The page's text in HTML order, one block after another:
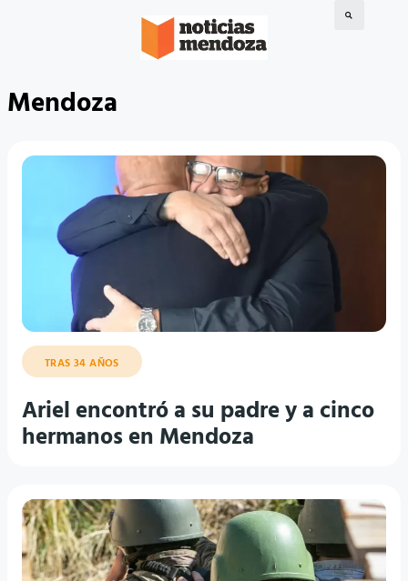
Mendoza
TRAS 34 AÑOS
Ariel encontró a su padre y a cinco
hermanos en Mendoza